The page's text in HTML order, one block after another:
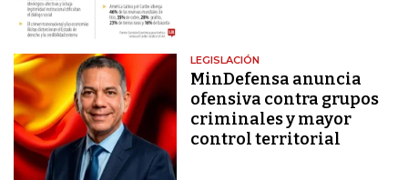
LEGISLACIÓN
MinDefensa anuncia
ofensiva contra grupos
criminales y mayor
control territorial